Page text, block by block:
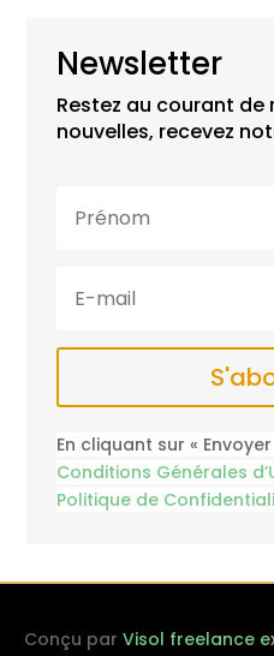
Newsletter
Restez au courant de
nouvelles, recevez
En cliquant sur «
Conditions Générales
Politique de
Conçu par Visol freelance